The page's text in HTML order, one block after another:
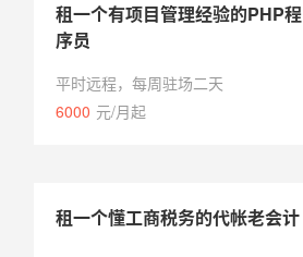
租一个有项目管理经验的PHP程
序员
平时远程，每周驻场二天
6000 元/月起
租一个懂工商税务的代帐老会计